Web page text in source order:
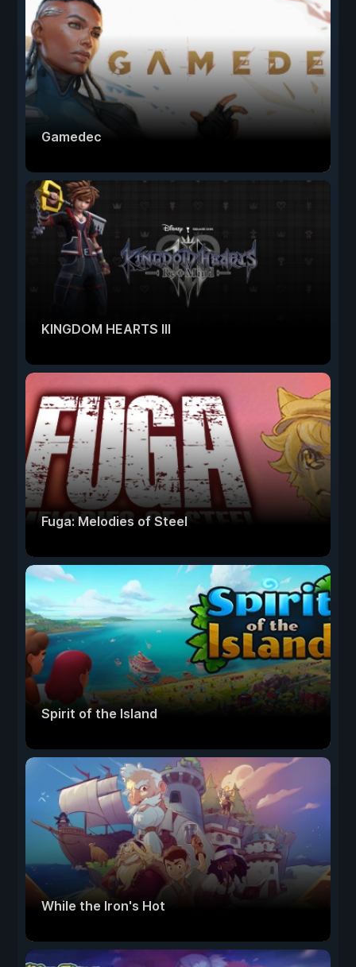
Gamedec
KINGDOM HEARTS III
Fuga: Melodies of Steel
Spirit of the Island
While the Iron's Hot